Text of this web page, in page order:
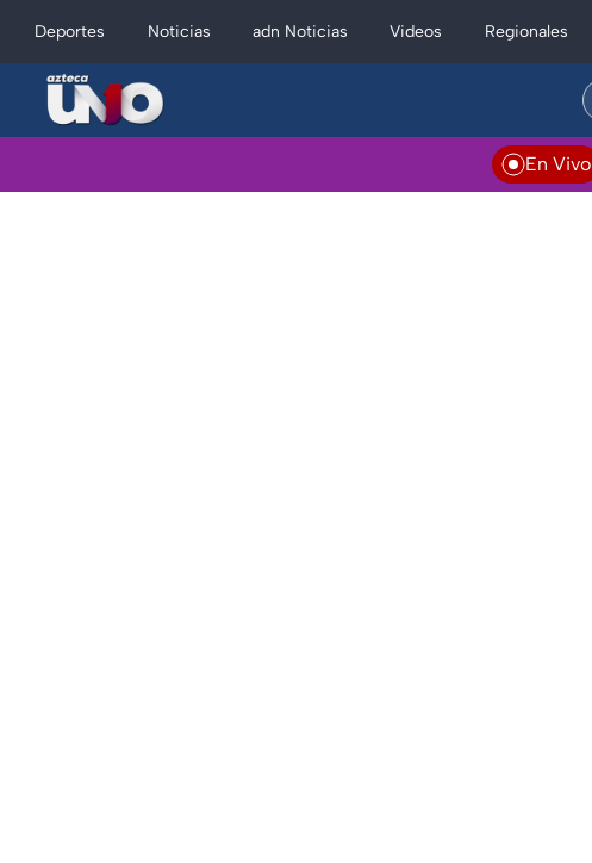
Deportes Noticias adn Noticias Videos Regionales
En Vivo